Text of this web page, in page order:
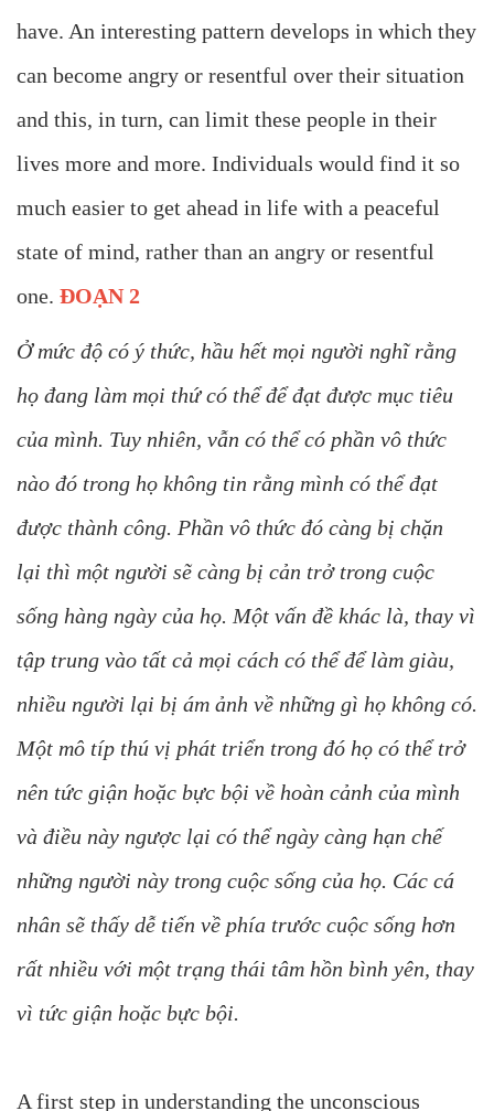
have. An interesting pattern develops in which they
can become angry or resentful over their situation
and this, in turn, can limit these people in their
lives more and more. Individuals would find it so
much easier to get ahead in life with a peaceful
state of mind, rather than an angry or resentful
one. ĐOẠN 2
Ở mức độ có ý thức, hầu hết mọi người nghĩ rằng
họ đang làm mọi thứ có thể để đạt được mục tiêu
của mình. Tuy nhiên, vẫn có thể có phần vô thức
nào đó trong họ không tin rằng mình có thể đạt
được thành công. Phần vô thức đó càng bị chặn
lại thì một người sẽ càng bị cản trở trong cuộc
sống hàng ngày của họ. Một vấn đề khác là, thay vì
tập trung vào tất cả mọi cách có thể để làm giàu,
nhiều người lại bị ám ảnh về những gì họ không có.
Một mô típ thú vị phát triển trong đó họ có thể trở
nên tức giận hoặc bực bội về hoàn cảnh của mình
và điều này ngược lại có thể ngày càng hạn chế
những người này trong cuộc sống của họ. Các cá
nhân sẽ thấy dễ tiến về phía trước cuộc sống hơn
rất nhiều với một trạng thái tâm hồn bình yên, thay
vì tức giận hoặc bực bội.
A first step in understanding the unconscious